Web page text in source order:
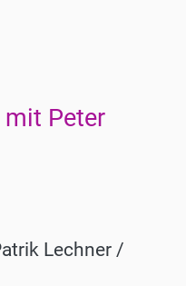
mit Peter
Lechner /